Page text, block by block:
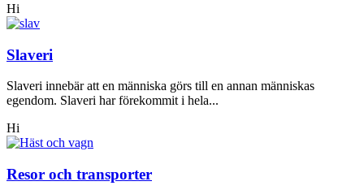
Hi
Slaveri
Slaveri innebär att en människa görs till en annan människas
egendom. Slaveri har förekommit i hela...
Hi
Resor och transporter